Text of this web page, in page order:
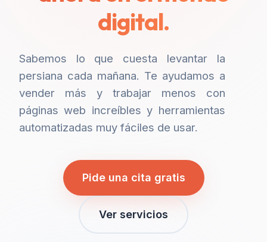
digital.
Sabemos lo que cuesta levantar la
persiana cada mañana. Te ayudamos a
vender más y trabajar menos con
páginas web increíbles y herramientas
automatizadas muy fáciles de usar.
Pide una cita gratis
Ver servicios